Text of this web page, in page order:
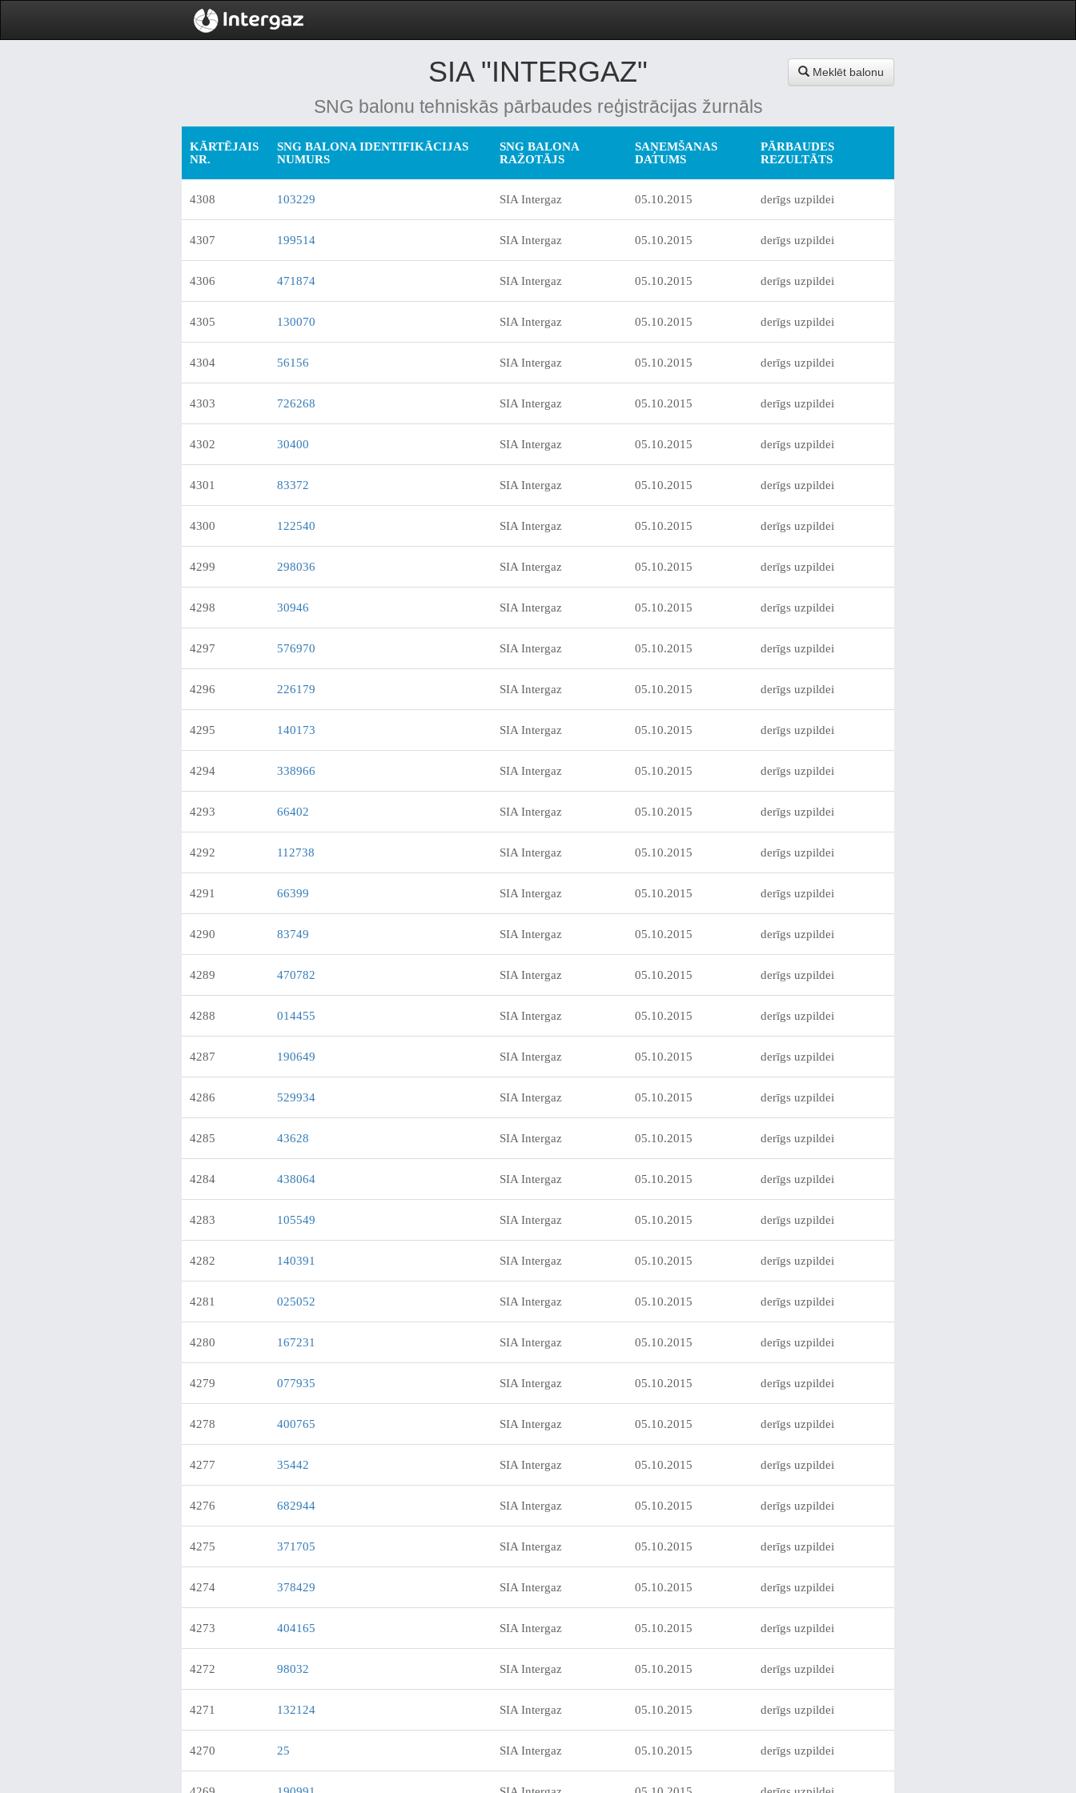
SIA "INTERGAZ"
SNG balonu tehniskās pārbaudes reģistrācijas žurnāls
Meklēt balonu
KĀRTĒJAIS
NR.
SNG BALONA IDENTIFIKĀCIJAS
NUMURS
SNG BALONA
RAŽOTĀJS
SAŅEMŠANAS
DATUMS
PĀRBAUDES
REZULTĀTS
4308 103229 SIA Intergaz 05.10.2015 derīgs uzpildei
4307 199514 SIA Intergaz 05.10.2015 derīgs uzpildei
4306 471874 SIA Intergaz 05.10.2015 derīgs uzpildei
4305 130070 SIA Intergaz 05.10.2015 derīgs uzpildei
4304 56156 SIA Intergaz 05.10.2015 derīgs uzpildei
4303 726268 SIA Intergaz 05.10.2015 derīgs uzpildei
4302 30400 SIA Intergaz 05.10.2015 derīgs uzpildei
4301 83372 SIA Intergaz 05.10.2015 derīgs uzpildei
4300 122540 SIA Intergaz 05.10.2015 derīgs uzpildei
4299 298036 SIA Intergaz 05.10.2015 derīgs uzpildei
4298 30946 SIA Intergaz 05.10.2015 derīgs uzpildei
4297 576970 SIA Intergaz 05.10.2015 derīgs uzpildei
4296 226179 SIA Intergaz 05.10.2015 derīgs uzpildei
4295 140173 SIA Intergaz 05.10.2015 derīgs uzpildei
4294 338966 SIA Intergaz 05.10.2015 derīgs uzpildei
4293 66402 SIA Intergaz 05.10.2015 derīgs uzpildei
4292 112738 SIA Intergaz 05.10.2015 derīgs uzpildei
4291 66399 SIA Intergaz 05.10.2015 derīgs uzpildei
4290 83749 SIA Intergaz 05.10.2015 derīgs uzpildei
4289 470782 SIA Intergaz 05.10.2015 derīgs uzpildei
4288 014455 SIA Intergaz 05.10.2015 derīgs uzpildei
4287 190649 SIA Intergaz 05.10.2015 derīgs uzpildei
4286 529934 SIA Intergaz 05.10.2015 derīgs uzpildei
4285 43628 SIA Intergaz 05.10.2015 derīgs uzpildei
4284 438064 SIA Intergaz 05.10.2015 derīgs uzpildei
4283 105549 SIA Intergaz 05.10.2015 derīgs uzpildei
4282 140391 SIA Intergaz 05.10.2015 derīgs uzpildei
4281 025052 SIA Intergaz 05.10.2015 derīgs uzpildei
4280 167231 SIA Intergaz 05.10.2015 derīgs uzpildei
4279 077935 SIA Intergaz 05.10.2015 derīgs uzpildei
4278 400765 SIA Intergaz 05.10.2015 derīgs uzpildei
4277 35442 SIA Intergaz 05.10.2015 derīgs uzpildei
4276 682944 SIA Intergaz 05.10.2015 derīgs uzpildei
4275 371705 SIA Intergaz 05.10.2015 derīgs uzpildei
4274 378429 SIA Intergaz 05.10.2015 derīgs uzpildei
4273 404165 SIA Intergaz 05.10.2015 derīgs uzpildei
4272 98032 SIA Intergaz 05.10.2015 derīgs uzpildei
4271 132124 SIA Intergaz 05.10.2015 derīgs uzpildei
4270 25 SIA Intergaz 05.10.2015 derīgs uzpildei